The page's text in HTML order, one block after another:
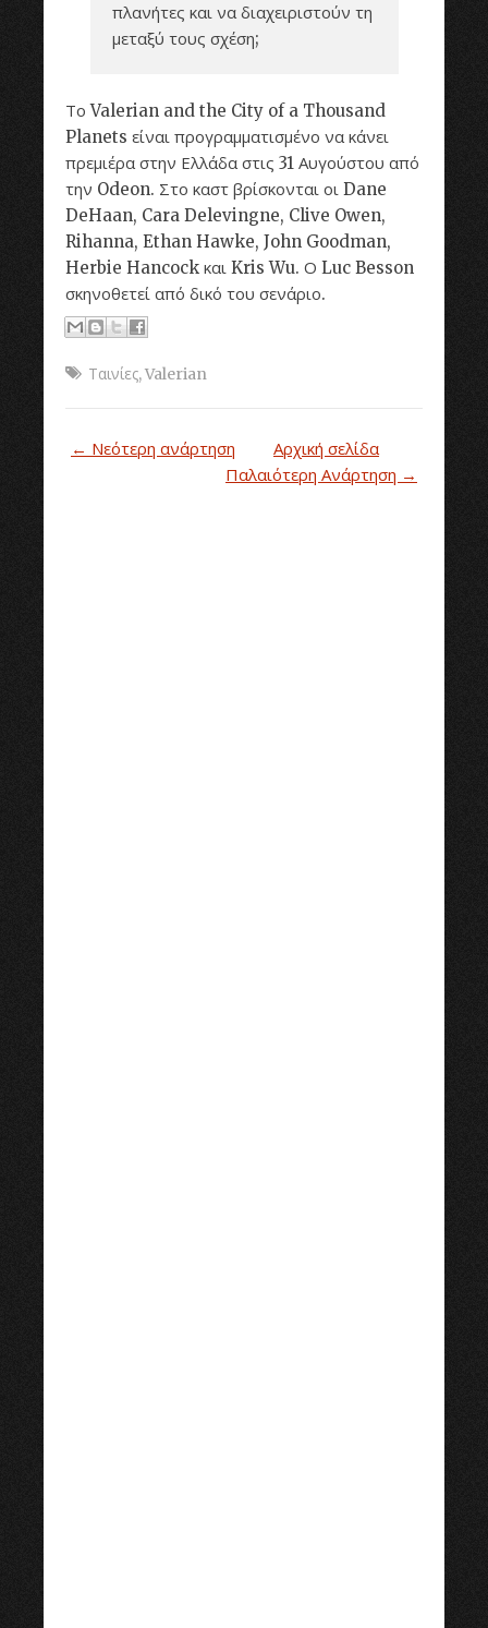
πλανήτες και να διαχειριστούν τη
μεταξύ τους σχέση;
Το Valerian and the City of a Thousand
Planets είναι προγραμματισμένο να κάνει
πρεμιέρα στην Ελλάδα στις 31 Αυγούστου από
την Odeon. Στο καστ βρίσκονται οι Dane
DeHaan, Cara Delevingne, Clive Owen,
Rihanna, Ethan Hawke, John Goodman,
Herbie Hancock και Kris Wu. Ο Luc Besson
σκηνοθετεί από δικό του σενάριο.
Ταινίες,Valerian
← Νεότερη ανάρτηση
Παλαιότερη Ανάρτηση →
Αρχική σελίδα